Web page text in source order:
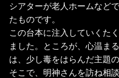
シアターが老人ホームなど
たものです。
この台本に注入していくた
ました。ところが、心温ま
は、少し毒をはらんだ主題
そこで、明神さんを訪ね相